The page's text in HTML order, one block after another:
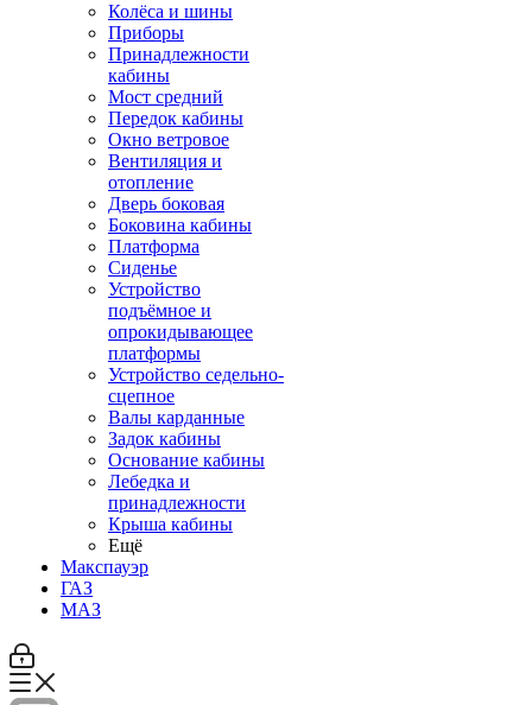
Колёса и шины
Приборы
Принадлежности
кабины
Мост средний
Передок кабины
Окно ветровое
Вентиляция и
отопление
Дверь боковая
Боковина кабины
Платформа
Сиденье
Устройство
подъёмное и
опрокидывающее
платформы
Устройство седельно-
сцепное
Валы карданные
Задок кабины
Основание кабины
Лебедка и
принадлежности
Крыша кабины
Ещё
Макспауэр
ГАЗ
МАЗ